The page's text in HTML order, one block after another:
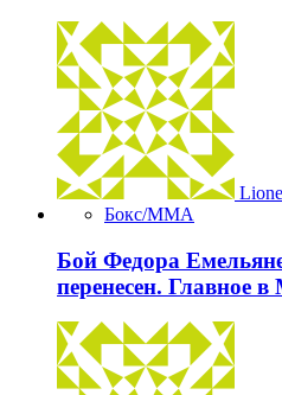
Бокс/MMA
Бой Федора
перенесен. Главное